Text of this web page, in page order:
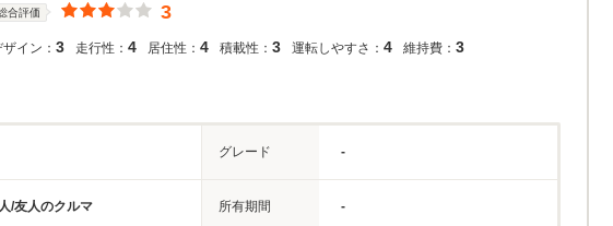
合評価 3
イン： 3 走行性： 4 居住性： 4 積載性： 3 運転しやすさ： 4 維持費： 3
グレード -
/友人のクルマ 所有期間 -